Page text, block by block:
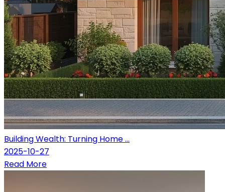
Building Wealth: Turning Home ...
2025-10-27
Read More